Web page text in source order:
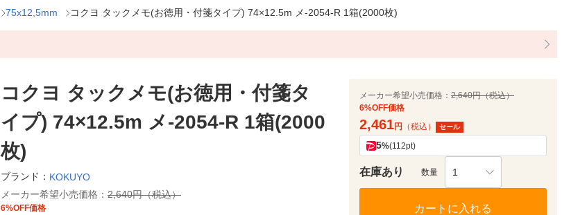
75x12,5mm コクヨ タックメモ(お徳用・付箋タイプ) 74×12.5m メ-2054-R 1箱(2000枚)
コクヨ タックメモ(お徳用・付箋タ
イプ) 74×12.5m メ-2054-R 1箱(2000
枚)
ブランド： KOKUYO
メーカー希望小売価格： 2,640円（税込）
6%OFF価格
メーカー希望小売価格： 2,640円（税込）
6%OFF価格
2,461円 （税込） セール
5%(112pt)
在庫あり 数量 1
カートに入れる